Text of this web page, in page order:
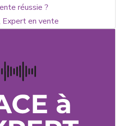
réussie ?
Expert en vente